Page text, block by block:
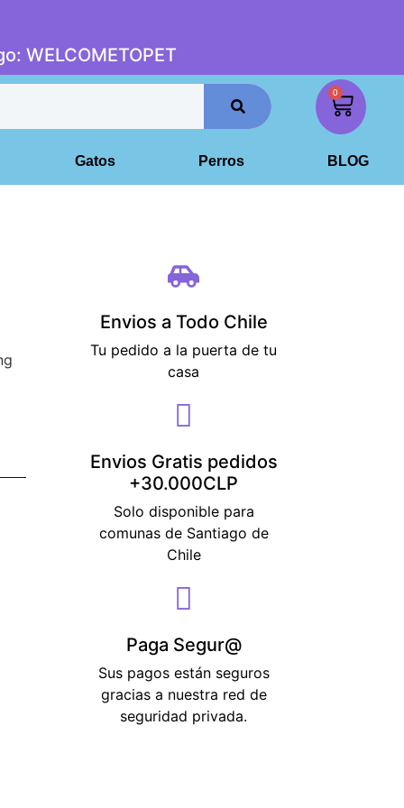
WELCOMETOPET
0
Gatos Perros BLOG
Envios a Todo Chile
Tu pedido a la puerta de tu
casa
Envios Gratis pedidos
+30.000CLP
Solo disponible para
comunas de Santiago de
Chile
Paga Segur@
Sus pagos están seguros
gracias a nuestra red de
seguridad privada.